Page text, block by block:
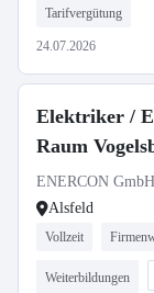
Tarifvergütung
24.07.2026
Elektriker /
Raum
ENERCON GmbH
Alsfeld
Vollzeit
Weiterbildungen